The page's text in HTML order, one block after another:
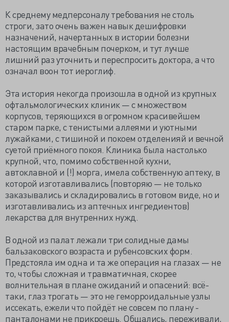
К среднему медперсоналу требования не столь
строги, зато очень важен навык дешифровки
назначений, начертанных в истории болезни
настоящим врачебным почерком, и тут лучше
лишний раз уточнить и переспросить доктора, а что
означал воон тот иероглиф.
Эта история некогда произошла в одной из крупных
офтальмологических клиник — с множеством
корпусов, теряющихся в огромном красивейшем
старом парке, с тенистыми аллеями и уютными
лужайками, с тишиной и покоем отделенияй и вечной
суетой приёмного покоя. Клиника была настолько
крупной, что, помимо собственной кухни,
автоклавной и (!) морга, имела собственную аптеку, в
которой изготавливались (повторяю — не только
заказывались и складировались в готовом виде, но и
изготавливались из аптечных ингредиентов)
лекарства для внутренних нужд.
В одной из палат лежали три солидные дамы
бальзаковского возраста и рубенсовских форм.
Предстояла им одна и та же операция на глазах — не
то, чтобы сложная и травматичная, скорее
волнительная в плане ожиданий и опасений: всё-
таки, глаз трогать — это не геморроидальные узлы
иссекать, ежели что пойдёт не совсем по плану -
панталонами не прикроешь. Общались, переживали,